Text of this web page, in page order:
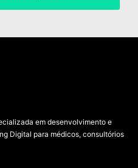
em desenvolvimento e
Digital para médicos, consultórios